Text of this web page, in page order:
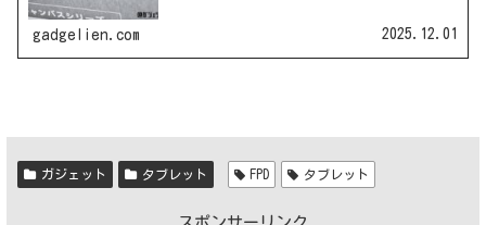
gadgelien.com 2025.12.01
ガジェット タブレット FPD タブレット